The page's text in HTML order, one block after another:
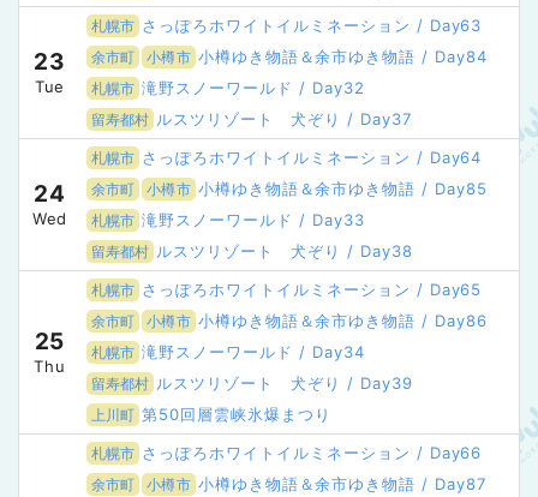
23
Tue
札幌市 さっぽろホワイトイルミネーション / Day63
余市町 小樽市 小樽ゆき物語＆余市ゆき物語 / Day84
札幌市 滝野スノーワールド / Day32
留寿都村 ルスツリゾート 犬ぞり / Day37
24
Wed
札幌市 さっぽろホワイトイルミネーション / Day64
余市町 小樽市 小樽ゆき物語＆余市ゆき物語 / Day85
札幌市 滝野スノーワールド / Day33
留寿都村 ルスツリゾート 犬ぞり / Day38
25
Thu
札幌市 さっぽろホワイトイルミネーション / Day65
余市町 小樽市 小樽ゆき物語＆余市ゆき物語 / Day86
札幌市 滝野スノーワールド / Day34
留寿都村 ルスツリゾート 犬ぞり / Day39
上川町 第50回層雲峡氷爆まつり
札幌市 さっぽろホワイトイルミネーション / Day66
余市町 小樽市 小樽ゆき物語＆余市ゆき物語 / Day87